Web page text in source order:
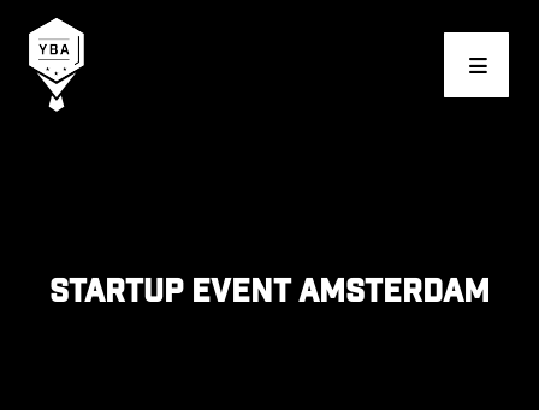
Young Business Award
Startup event Amsterdam